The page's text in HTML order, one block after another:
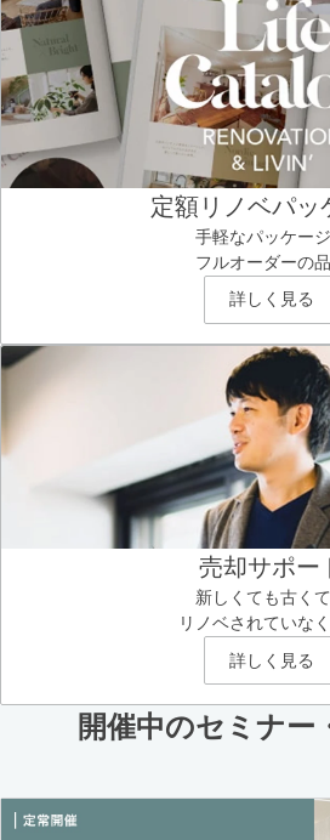
定額リノベパッ
手軽なパッケー
フルオーダーの
詳しく見る
売却サポー
新しくても古く
リノベされていな
詳しく見る
開催中のセミナー